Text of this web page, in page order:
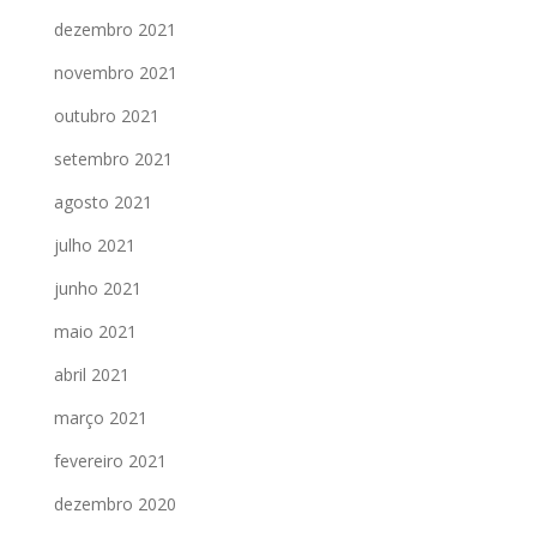
dezembro 2021
novembro 2021
outubro 2021
setembro 2021
agosto 2021
julho 2021
junho 2021
maio 2021
abril 2021
março 2021
fevereiro 2021
dezembro 2020